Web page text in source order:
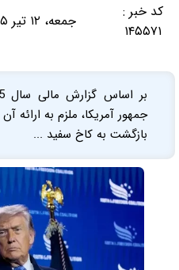
کد خبر :
۱۴۵۵۷۱
جمعه، ۱۲ تیر ۱۴۰۵ - ۰۷:۵۳:۲۴
جمهور آمریکا، ملزم به
بازگشت به کاخ سفید ...